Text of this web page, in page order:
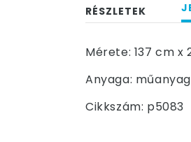
RÉSZLETEK
Mérete: 137 cm x
Anyaga:
Cikkszám: p5083